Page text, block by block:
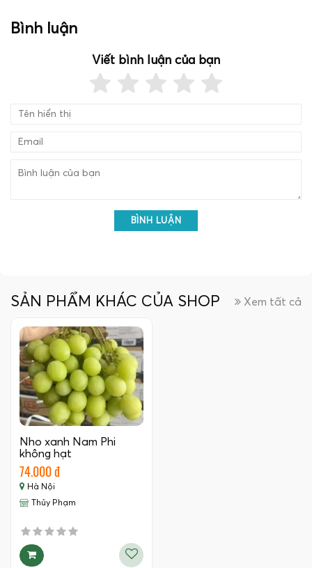
Bình luận
Viết bình luận của bạn
BÌNH LUẬN
SẢN PHẨM KHÁC CỦA SHOP Xem tất cả
Nho xanh Nam Phi
không hạt
74.000 đ
Hà Nội
Thủy Phạm